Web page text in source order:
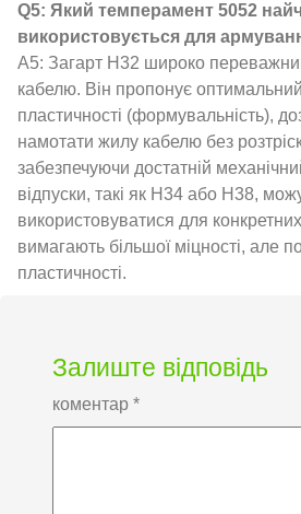
Q5: Який темперамент 5052
використовується для
A5: Загарт H32 широко
кабелю. Він пропонує
пластичності (формувальність),
намотати жилу кабелю без
забезпечуючи достатній
відпуски, такі як H34 або H38,
використовуватися для
вимагають більшої міцності, але
пластичності.
Залиште відповідь
коментар *